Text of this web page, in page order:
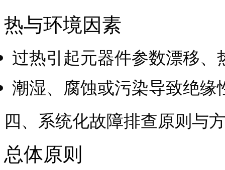
热与环境因素
过热引起元器件参数漂移
潮湿、腐蚀或污染导致绝
四、系统化故障排查原则与
总体原则